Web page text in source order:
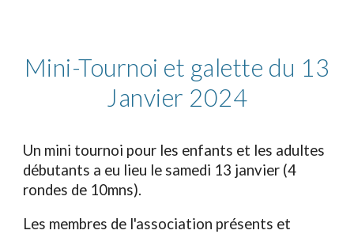
Mini-Tournoi et galette du 13
Janvier 2024
Un mini tournoi pour les enfants et les adultes
débutants a eu lieu le samedi 13 janvier (4
rondes de 10mns).
Les membres de l'association présents et